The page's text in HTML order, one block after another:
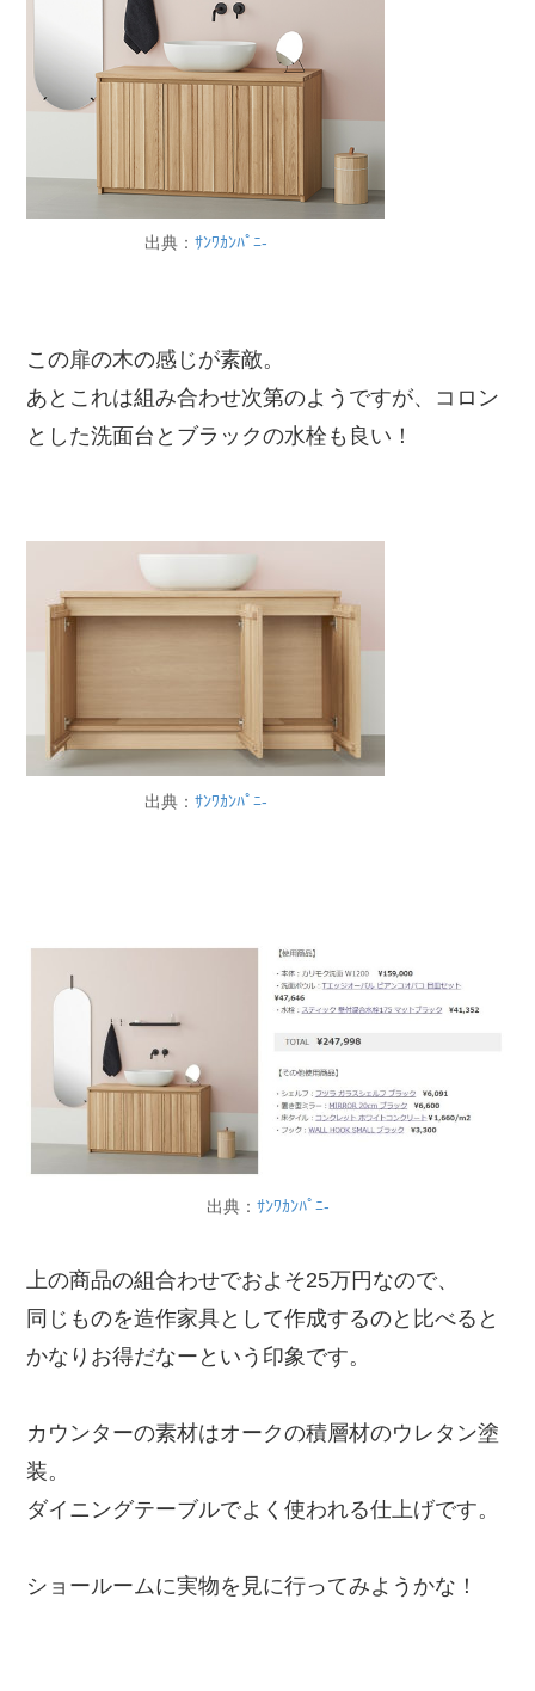
出典： ｻﾝﾜｶﾝﾊﾟﾆ-
この扉の木の感じが素敵。
あとこれは組み合わせ次第のようですが、コロン
とした洗面台とブラックの水栓も良い！
出典： ｻﾝﾜｶﾝﾊﾟﾆ-
出典： ｻﾝﾜｶﾝﾊﾟﾆ-
上の商品の組合わせでおよそ25万円なので、
同じものを造作家具として作成するのと比べると
かなりお得だなーという印象です。
カウンターの素材はオークの積層材のウレタン塗
装。
ダイニングテーブルでよく使われる仕上げです。
ショールームに実物を見に行ってみようかな！